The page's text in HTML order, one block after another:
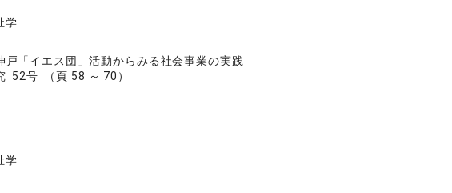
学
戸「イエス団」活動からみる社会事業の実践
52号 （頁 58 ～ 70）
学